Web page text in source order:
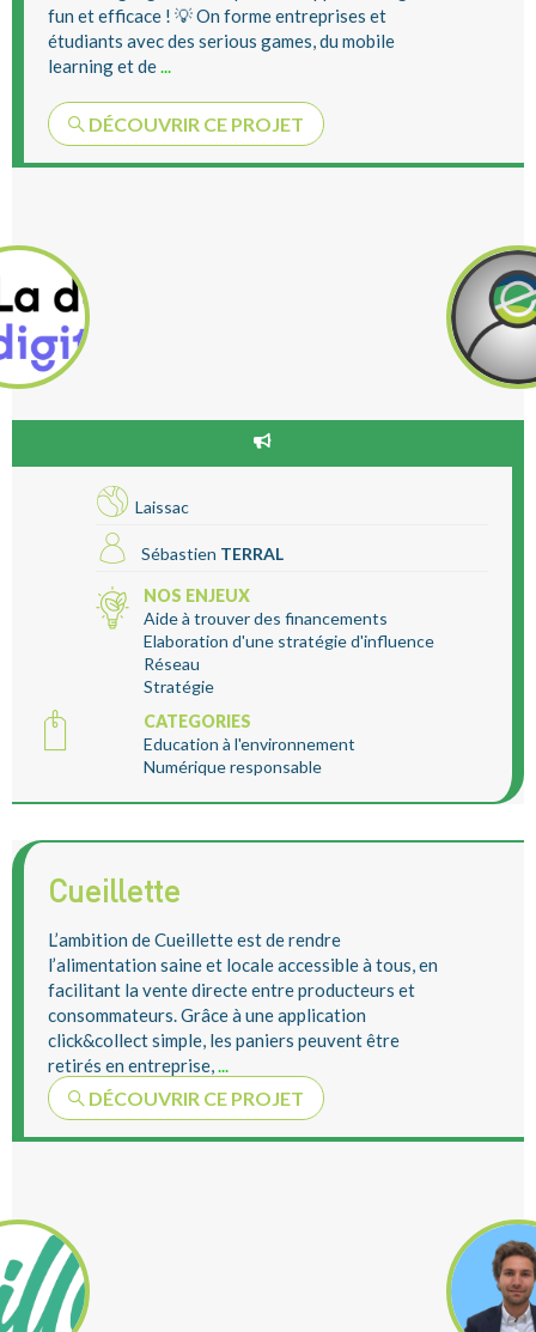
fun et efficace ! 💡 On forme entreprises et
étudiants avec des serious games, du mobile
learning et de...
DÉCOUVRIR CE PROJET
Laissac
Sébastien TERRAL
NOS ENJEUX
Aide à trouver des financements
Elaboration d'une stratégie d'influence
Réseau
Stratégie
CATEGORIES
Education à l'environnement
Numérique responsable
Cueillette
L’ambition de Cueillette est de rendre
l’alimentation saine et locale accessible à tous, en
facilitant la vente directe entre producteurs et
consommateurs. Grâce à une application
click&collect simple, les paniers peuvent être
retirés en entreprise,...
DÉCOUVRIR CE PROJET